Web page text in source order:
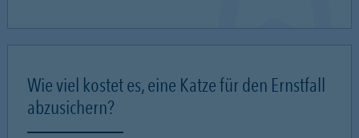
Wie viel kostet es, eine Katze für den Ernstfall
abzusichern?